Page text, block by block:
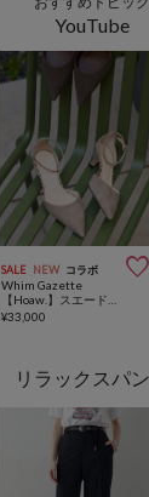
YouTube
SALE NEW コラボ 
Whim Gazette
【Hoaw.】スエードポインテッドパンプス
¥33,000
リラックスパ